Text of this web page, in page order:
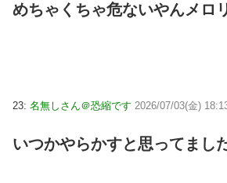
めちゃくちゃ危ないやんメロ
23: 名無しさん＠恐縮です 2026/07/03(金)
いつかやらかすと思ってまし